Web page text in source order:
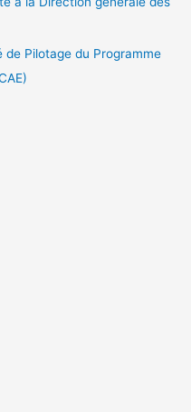
de Pilotage du Programme